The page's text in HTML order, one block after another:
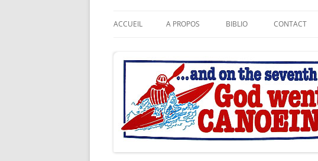
ACCUEIL A PROPOS BIBLIO CONTACT